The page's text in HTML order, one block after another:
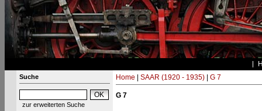
Suche
zur erweiterten Suche
Home SAAR (1920 - 1935)| G 7
G 7